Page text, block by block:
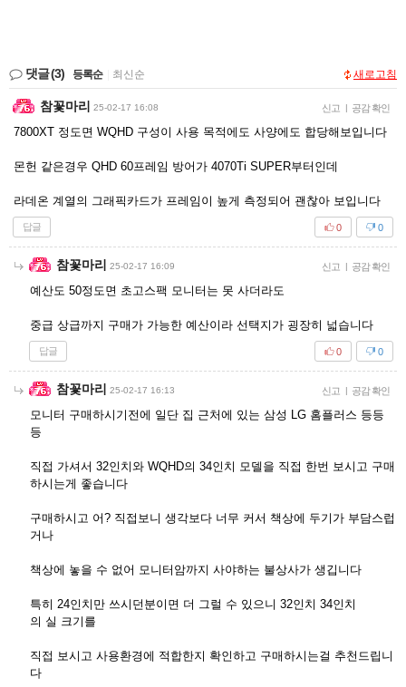
댓글(3) 등록순 최신순 새로고침
참꽃마리 25-02-17 16:08 신고 | 공감 확인
7800XT 정도면 WQHD 구성이 사용 목적에도 사양에도 합당해보입니다
몬헌 같은경우 QHD 60프레임 방어가 4070Ti SUPER부터인데
라데온 계열의 그래픽카드가 프레임이 높게 측정되어 괜찮아 보입니다
답글 0
0
참꽃마리 25-02-17 16:09 신고 | 공감 확인
예산도 50정도면 초고스팩 모니터는 못 사더라도
중급 상급까지 구매가 가능한 예산이라 선택지가 굉장히 넓습니다
답글 0
0
참꽃마리 25-02-17 16:13 신고 | 공감 확인
모니터 구매하시기전에 일단 집 근처에 있는 삼성 LG 홈플러스 등등
등
직접 가셔서 32인치와 WQHD의 34인치 모델을 직접 한번 보시고 구매
하시는게 좋습니다
구매하시고 어? 직접보니 생각보다 너무 커서 책상에 두기가 부담스럽
거나
책상에 놓을 수 없어 모니터암까지 사야하는 불상사가 생깁니다
특히 24인치만 쓰시던분이면 더 그럴 수 있으니 32인치 34인치
의 실 크기를
직접 보시고 사용환경에 적합한지 확인하고 구매하시는걸 추천드립니
다